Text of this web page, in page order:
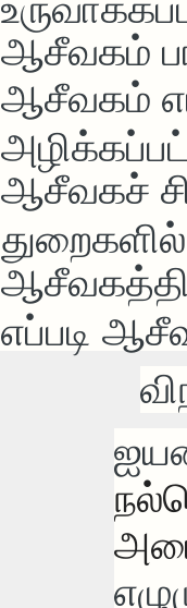
ஆசீவகம்
ஆசீவகம்
ஆசீவகச்
எப்படி